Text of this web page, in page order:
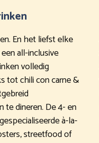
En het liefst elke
all-inclusive
volledig
tot chili con carne &
dineren. De 4- en
à-la-
streetfood of